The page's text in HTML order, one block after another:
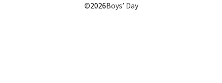
©2026Boys’ Day